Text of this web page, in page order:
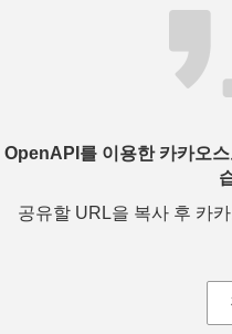
OpenAPI를 이용한 카카오
공유할 URL을 복사 후 카